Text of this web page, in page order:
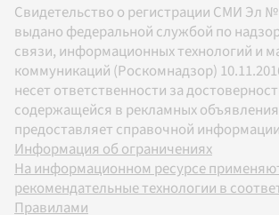
Свидетельство о регистрации СМИ Эл
выдано федеральной службой по
связи, информационных технологий и
коммуникаций (Роскомнадзор)
несет ответственности за
содержащейся в рекламных
предоставляет справочной
Информация об ограничениях
На информационном ресурсе
рекомендательные технологии в
Правилами